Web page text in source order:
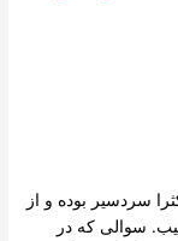
سردسیر بوده و از
سوالی که در